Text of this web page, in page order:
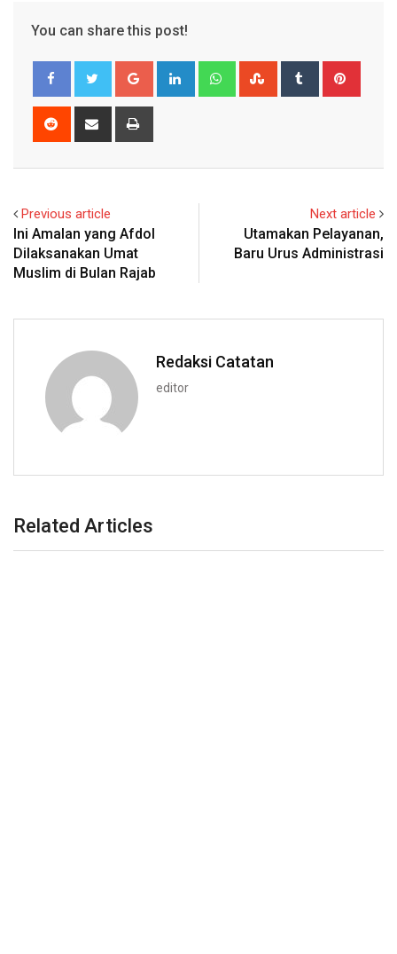
You can share this post!
Google+ LinkedIn WhatsappStumbleUpon
Tumblr
Reddit
Share
Previous article
Ini Amalan yang Afdol
Dilaksanakan Umat
Muslim di Bulan Rajab
Next article
Utamakan Pelayanan,
Baru Urus Administrasi
Redaksi Catatan
editor
Related Articles